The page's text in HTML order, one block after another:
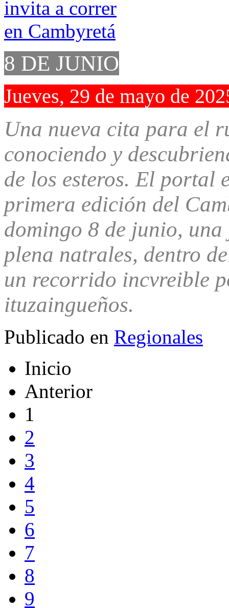
8 DE JUNIO
Jueves, 29 de mayo de
Una nueva cita para el
conociendo y
de los esteros. El portal
primera edición del
domingo 8 de junio,
plena natrales, dentro
un recorrido incvreible
ituzaingueños.
Publicado en Regionales
Inicio
Anterior
1
2
3
4
5
6
7
8
9